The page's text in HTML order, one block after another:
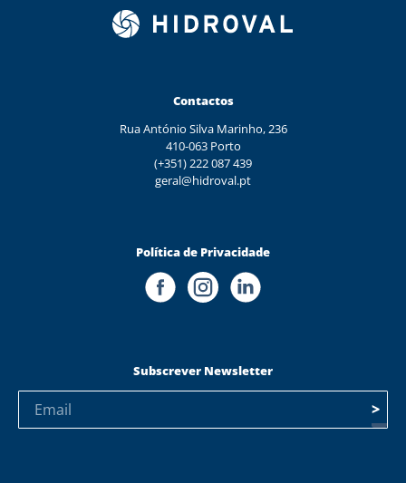
Contactos
Rua António Silva Marinho, 236
410-063 Porto
(+351) 222 087 439
geral@hidroval.pt
Política de Privacidade
Subscrever Newsletter
>